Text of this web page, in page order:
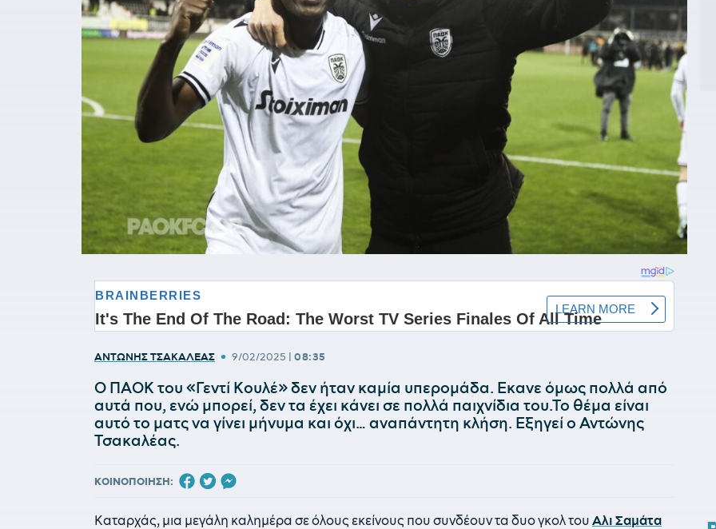
ΑΝΤΩΝΗΣ ΤΣΑΚΑΛΕΑΣ • 9/02/2025 | 08:35
Ο ΠΑΟΚ του «Γεντί Κουλέ» δεν ήταν καμία υπερομάδα. Εκανε όμως πολλά από
αυτά που, ενώ μπορεί, δεν τα έχει κάνει σε πολλά παιχνίδια του.Το θέμα είναι
αυτό το ματς να γίνει μήνυμα και όχι… αναπάντητη κλήση. Εξηγεί ο Αντώνης
Τσακαλέας.
ΚΟΙΝΟΠΟΙΗΣΗ:
Καταρχάς, μια μεγάλη καλημέρα σε όλους εκείνους που συνδέουν τα δυο γκολ του Αλι Σαμάτα